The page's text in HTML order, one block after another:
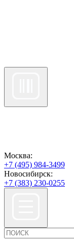
Москва:
+7 (495) 984-3499
Новосибирск:
+7 (383) 230-0255